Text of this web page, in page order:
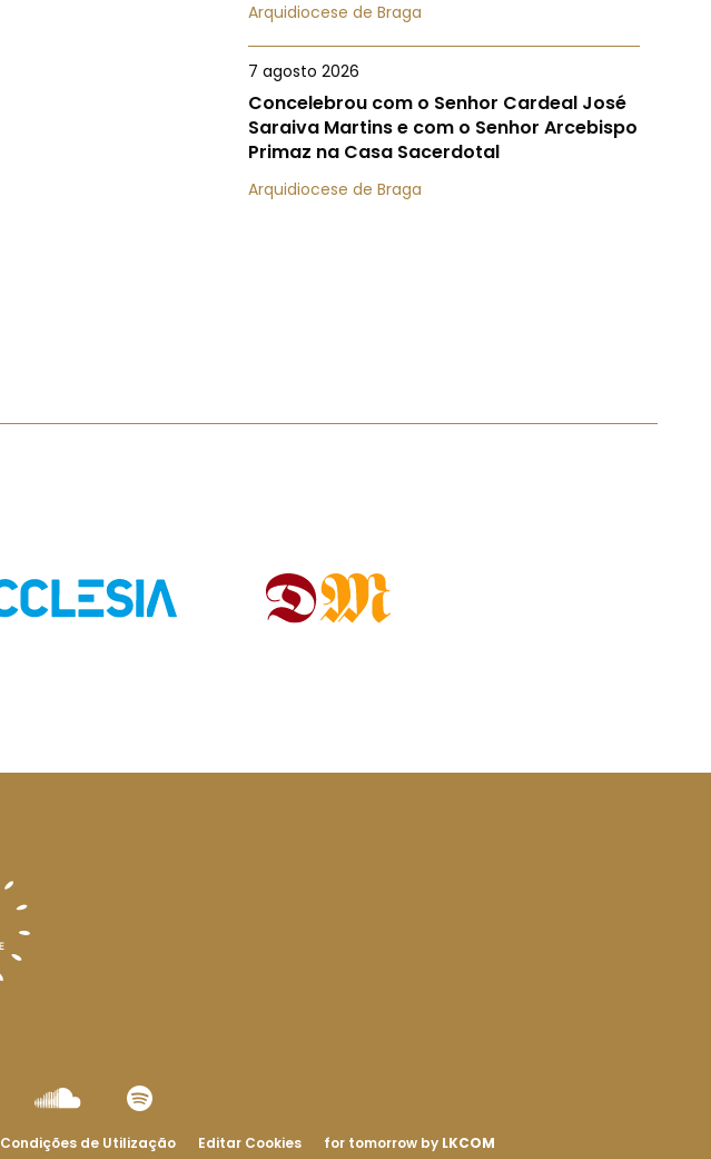
Arquidiocese de Braga
7 agosto 2026
Concelebrou com o Senhor Cardeal José
Saraiva Martins e com o Senhor Arcebispo
Primaz na Casa Sacerdotal
Arquidiocese de Braga
Condições de Utilização Editar Cookies for tomorrow by LKCOM